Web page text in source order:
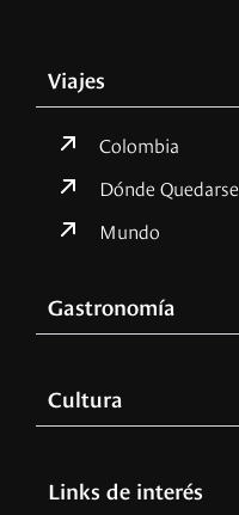
Viajes
Colombia
Dónde Quedarse
Mundo
Gastronomía
Cultura
Links de interés